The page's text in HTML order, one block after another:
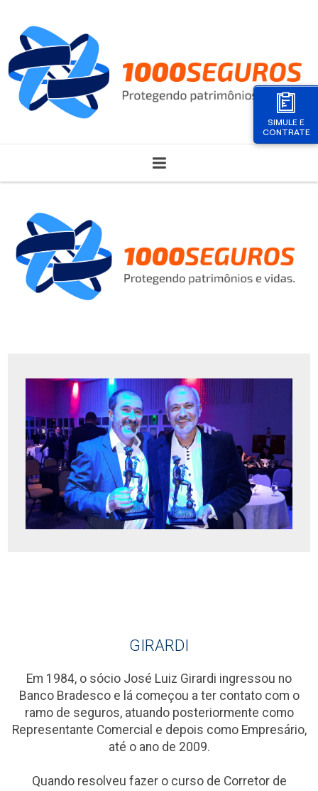
SIMULE E
CONTRATE
GIRARDI
Em 1984, o sócio José Luiz Girardi ingressou no
Banco Bradesco e lá começou a ter contato com o
ramo de seguros, atuando posteriormente como
Representante Comercial e depois como Empresário,
até o ano de 2009.
Quando resolveu fazer o curso de Corretor de